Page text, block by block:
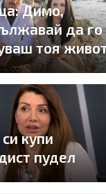
Димо,
да го
тоя
купи
пудел